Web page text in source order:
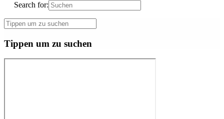
Search for:
Tippen um zu suchen